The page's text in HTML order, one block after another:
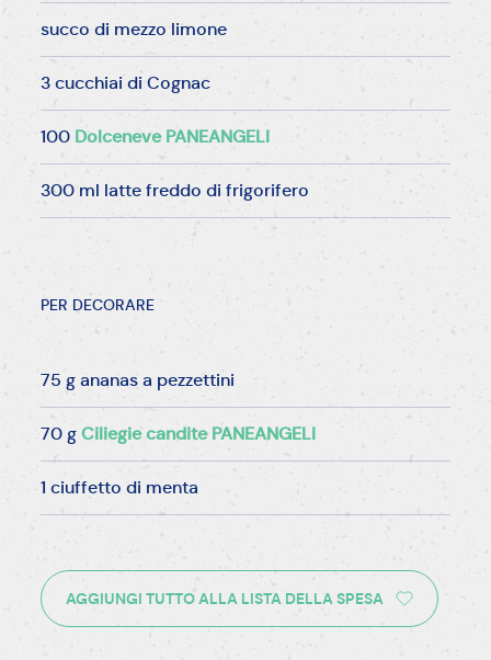
succo di mezzo limone
3 cucchiai di Cognac
100 Dolceneve PANEANGELI
300 ml latte freddo di frigorifero
PER DECORARE
75 g ananas a pezzettini
70 gCiliegie candite PANEANGELI
1 ciuffetto di menta
AGGIUNGI TUTTO ALLA LISTA DELLA SPESA